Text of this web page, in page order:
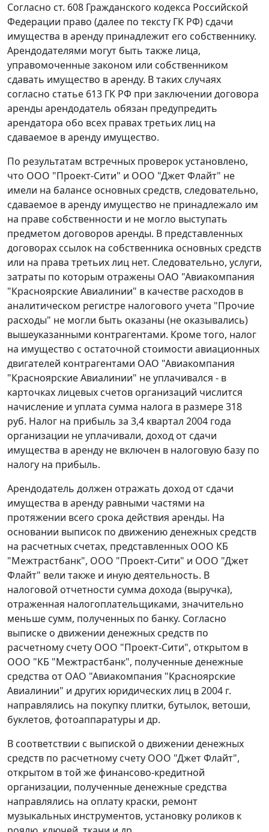
Согласно ст. 608 Гражданского кодекса Российской
Федерации право (далее по тексту ГК РФ) сдачи
имущества в аренду принадлежит его собственнику.
Арендодателями могут быть также лица,
управомоченные законом или собственником
сдавать имущество в аренду. В таких случаях
согласно статье 613 ГК РФ при заключении договора
аренды арендодатель обязан предупредить
арендатора обо всех правах третьих лиц на
сдаваемое в аренду имущество.
По результатам встречных проверок установлено,
что ООО "Проект-Сити" и ООО "Джет Флайт" не
имели на балансе основных средств, следовательно,
сдаваемое в аренду имущество не принадлежало им
на праве собственности и не могло выступать
предметом договоров аренды. В представленных
договорах ссылок на собственника основных средств
или на права третьих лиц нет. Следовательно, услуги,
затраты по которым отражены ОАО "Авиакомпания
"Красноярские Авиалинии" в качестве расходов в
аналитическом регистре налогового учета "Прочие
расходы" не могли быть оказаны (не оказывались)
вышеуказанными контрагентами. Кроме того, налог
на имущество с остаточной стоимости авиационных
двигателей контрагентами ОАО "Авиакомпания
"Красноярские Авиалинии" не уплачивался - в
карточках лицевых счетов организаций числится
начисление и уплата сумма налога в размере 318
руб. Налог на прибыль за 3,4 квартал 2004 года
организации не уплачивали, доход от сдачи
имущества в аренду не включен в налоговую базу по
налогу на прибыль.
Арендодатель должен отражать доход от сдачи
имущества в аренду равными частями на
протяжении всего срока действия аренды. На
основании выписок по движению денежных средств
на расчетных счетах, представленных ООО КБ
"Межтрастбанк", ООО "Проект-Сити" и ООО "Джет
Флайт" вели также и иную деятельность. В
налоговой отчетности сумма дохода (выручка),
отраженная налогоплательщиками, значительно
меньше сумм, полученных по банку. Согласно
выписке о движении денежных средств по
расчетному счету ООО "Проект-Сити", открытом в
ООО "КБ "Межтрастбанк", полученные денежные
средства от ОАО "Авиакомпания "Красноярские
Авиалинии" и других юридических лиц в 2004 г.
направлялись на покупку плитки, бутылок, ветоши,
буклетов, фотоаппаратуры и др.
В соответствии с выпиской о движении денежных
средств по расчетному счету ООО "Джет Флайт",
открытом в той же финансово-кредитной
организации, полученные денежные средства
направлялись на оплату краски, ремонт
музыкальных инструментов, установку роликов к